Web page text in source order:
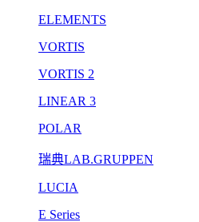
ELEMENTS
VORTIS
VORTIS 2
LINEAR 3
POLAR
瑞典LAB.GRUPPEN
LUCIA
E Series